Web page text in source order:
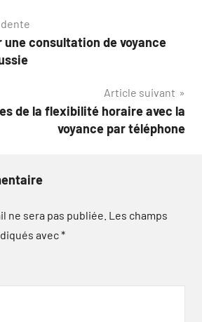
une consultation de voyance
Article suivant
de la flexibilité horaire avec la
voyance par téléphone
ne sera pas publiée. Les champs
avec*